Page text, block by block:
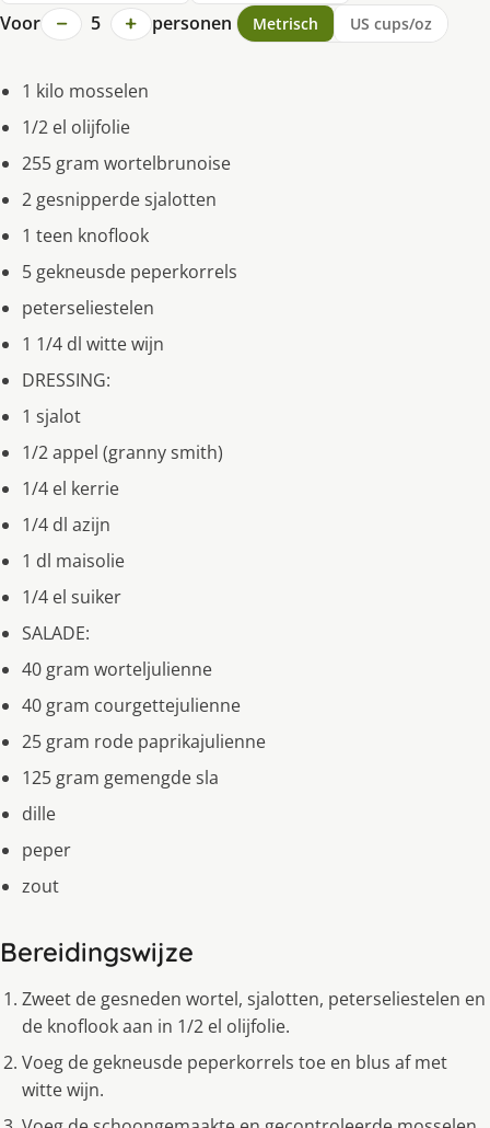
Voor − 5 + personen Metrisch US cups/oz
1 kilo mosselen
1/2 el olijfolie
255 gram wortelbrunoise
2 gesnipperde sjalotten
1 teen knoflook
5 gekneusde peperkorrels
peterseliestelen
1 1/4 dl witte wijn
DRESSING:
1 sjalot
1/2 appel (granny smith)
1/4 el kerrie
1/4 dl azijn
1 dl maisolie
1/4 el suiker
SALADE:
40 gram worteljulienne
40 gram courgettejulienne
25 gram rode paprikajulienne
125 gram gemengde sla
dille
peper
zout
Bereidingswijze
Zweet de gesneden wortel, sjalotten, peterseliestelen en
de knoflook aan in 1/2 el olijfolie.
Voeg de gekneusde peperkorrels toe en blus af met
witte wijn.